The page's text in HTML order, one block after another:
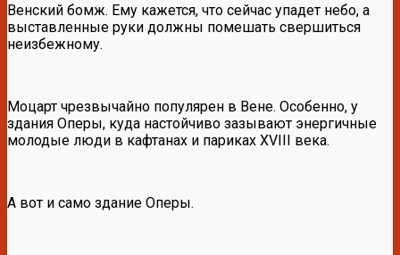
Венский бомж. Ему кажется, что сейчас упадет небо, а
выставленные руки должны помешать свершиться
неизбежному.
Моцарт чрезвычайно популярен в Вене. Особенно, у
здания Оперы, куда настойчиво зазывают энергичные
молодые люди в кафтанах и париках XVIII века.
А вот и само здание Оперы.